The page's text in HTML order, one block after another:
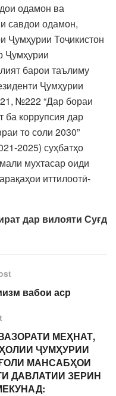
одамон ва
савдои одамон,
Ҷумҳурии Тоҷикистон
Ҷумҳурии
барои таълиму
Ҷумҳурии
№222 “Дар бораи
ба коррупсия дар
то соли 2030”
2025) суҳбатҳо
мухтасар оиди
иттилоотӣ-
дар вилояти Суғд
вабои аср
МЕҲНАТ,
ҶУМҲУРИИ
МАНСАБҲОИ
ДАВЛАТИИ ЗЕРИН